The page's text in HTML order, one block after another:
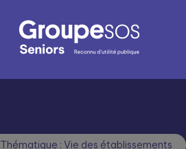
Thématique : Vie des établissements